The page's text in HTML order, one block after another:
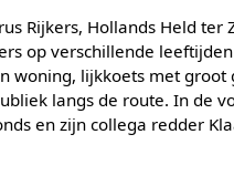
Rijkers, Hollands Held
op verschillende
woning, lijkkoets met
langs de route. In de
en zijn collega redder